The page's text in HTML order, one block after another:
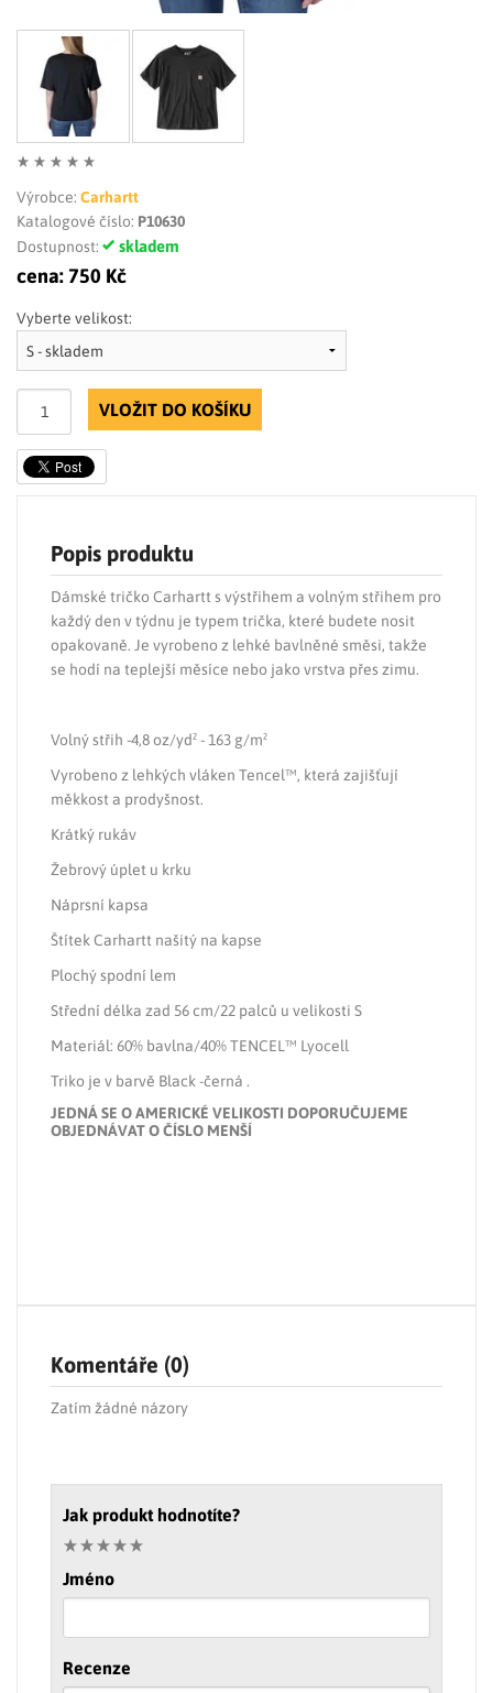
Výrobce: Carhartt
Katalogové číslo: P10630
Dostupnost:
skladem
cena:750 Kč
Vyberte velikost:
VLOŽIT DO KOŠÍKU
Popis produktu
Dámské tričko Carhartt s výstřihem a volným střihem pro
každý den v týdnu je typem trička, které budete nosit
opakovaně. Je vyrobeno z lehké bavlněné směsi, takže
se hodí na teplejší měsíce nebo jako vrstva přes zimu.
Volný střih -4,8 oz/yd² - 163 g/m²
Vyrobeno z lehkých vláken Tencel™, která zajišťují
měkkost a prodyšnost.
Krátký rukáv
Žebrový úplet u krku
Náprsní kapsa
Štítek Carhartt našitý na kapse
Plochý spodní lem
Střední délka zad 56 cm/22 palců u velikosti S
Materiál: 60% bavlna/40% TENCEL™ Lyocell
Triko je v barvě Black-černá .
JEDNÁ SE O AMERICKÉ VELIKOSTI DOPORUČUJEME
OBJEDNÁVAT O ČÍSLO MENŠÍ
Komentáře (0)
Zatím žádné názory
Jak produkt hodnotíte?
Jméno
Recenze